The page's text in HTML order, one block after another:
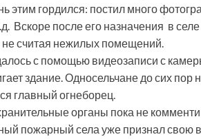
этим гордился: постил много
Вскоре после его назначения в
не считая нежилых помещений.
с помощью видеозаписи с
здание. Односельчане до сих пор
главный огнеборец.
органы пока не
пожарный села уже признал свою